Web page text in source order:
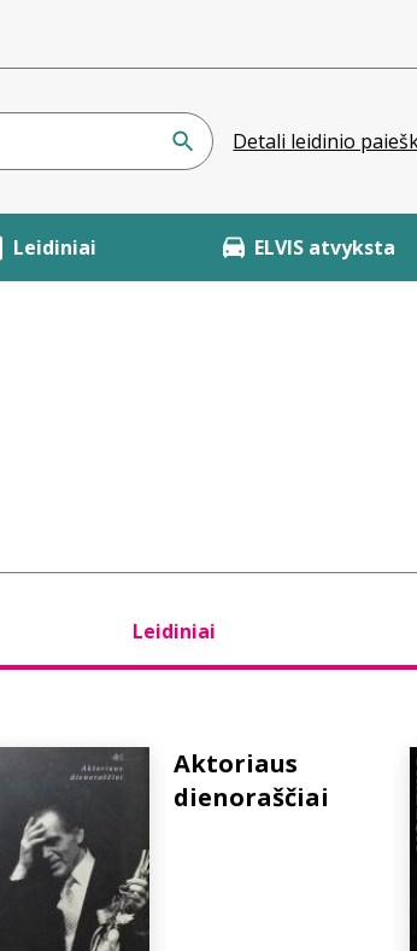
Detali leidinio
Leidiniai ELVIS atvyksta
Leidiniai
Aktoriaus
dienoraščiai